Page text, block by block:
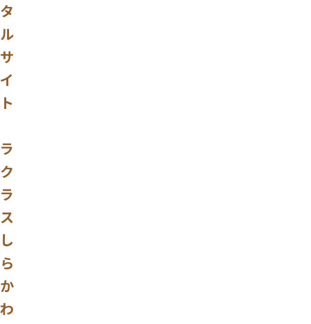
タ
ル
サ
イ
ト
ラ
ク
ラ
ス
し
ら
か
わ